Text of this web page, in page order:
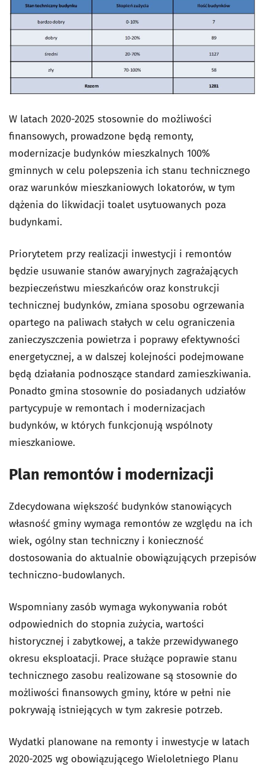
W latach 2020-2025 stosownie do możliwości
finansowych, prowadzone będą remonty,
modernizacje budynków mieszkalnych 100%
gminnych w celu polepszenia ich stanu technicznego
oraz warunków mieszkaniowych lokatorów, w tym
dążenia do likwidacji toalet usytuowanych poza
budynkami.
Priorytetem przy realizacji inwestycji i remontów
będzie usuwanie stanów awaryjnych zagrażających
bezpieczeństwu mieszkańców oraz konstrukcji
technicznej budynków, zmiana sposobu ogrzewania
opartego na paliwach stałych w celu ograniczenia
zanieczyszczenia powietrza i poprawy efektywności
energetycznej, a w dalszej kolejności podejmowane
będą działania podnoszące standard zamieszkiwania.
Ponadto gmina stosownie do posiadanych udziałów
partycypuje w remontach i modernizacjach
budynków, w których funkcjonują wspólnoty
mieszkaniowe.
Plan remontów i modernizacji
Zdecydowana większość budynków stanowiących
własność gminy wymaga remontów ze względu na ich
wiek, ogólny stan techniczny i konieczność
dostosowania do aktualnie obowiązujących przepisów
techniczno-budowlanych.
Wspomniany zasób wymaga wykonywania robót
odpowiednich do stopnia zużycia, wartości
historycznej i zabytkowej, a także przewidywanego
okresu eksploatacji. Prace służące poprawie stanu
technicznego zasobu realizowane są stosownie do
możliwości finansowych gminy, które w pełni nie
pokrywają istniejących w tym zakresie potrzeb.
Wydatki planowane na remonty i inwestycje w latach
2020-2025 wg obowiązującego Wieloletniego Planu